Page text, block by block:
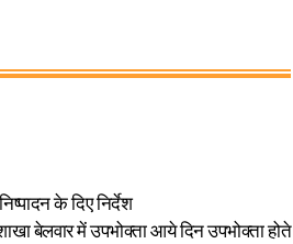
के दिए निर्देश
बेलवार में उपभोक्ता आये दिन उपभोक्ता होते